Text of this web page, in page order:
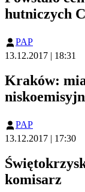
hutniczych
PAP
13.12.2017 | 18:31
Kraków:
PAP
13.12.2017 | 17:30
komisarz